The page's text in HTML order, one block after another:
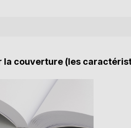
la couverture (les